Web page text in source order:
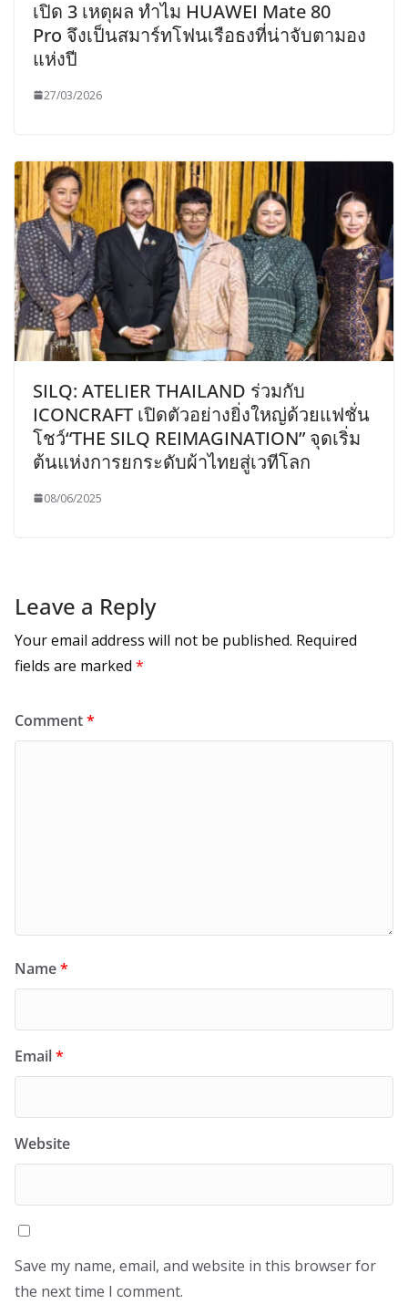
เปิด 3 เหตุผล ทำไม HUAWEI Mate 80
Pro จึงเป็นสมาร์ทโฟนเรือธงที่น่าจับตามอง
แห่งปี
27/03/2026
SILQ: ATELIER THAILAND ร่วมกับ
ICONCRAFT เปิดตัวอย่างยิ่งใหญ่ด้วยแฟชั่น
โชว์“THE SILQ REIMAGINATION” จุดเริ่ม
ต้นแห่งการยกระดับผ้าไทยสู่เวทีโลก
08/06/2025
Leave a Reply
Your email address will not be published. Required
fields are marked *
Comment*
Name*
Email*
Website
Save my name, email, and website in this browser for
the next time I comment.